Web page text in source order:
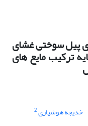
پیل سوختی غشای
ترکیب مایع های
خدیجه هوشیاری2